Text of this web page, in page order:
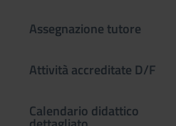
Assegnazione tutore
Attività accreditate D/F
Calendario didattico